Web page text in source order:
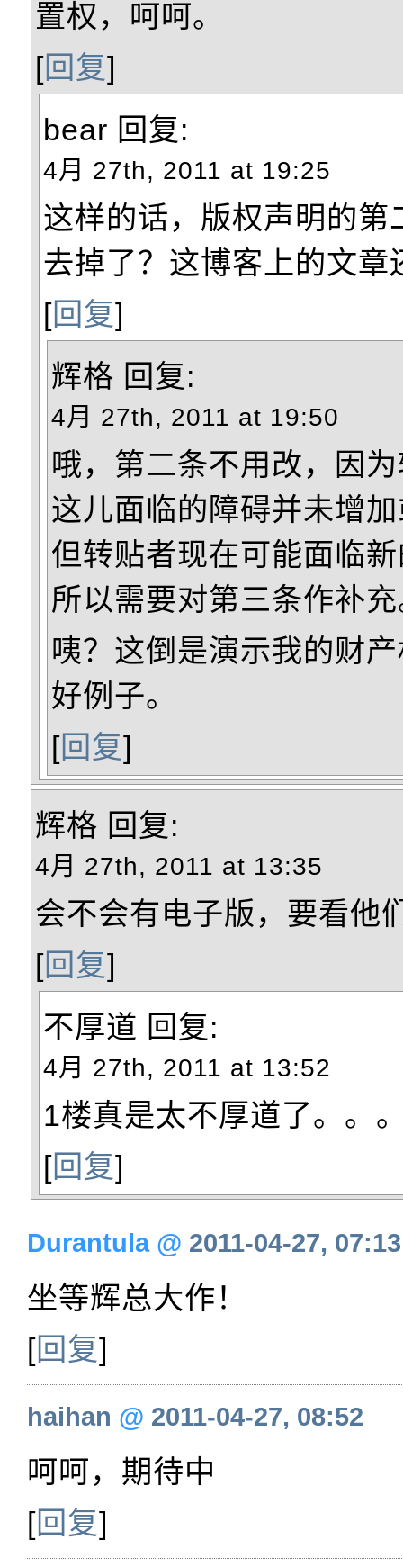
置权，呵呵。
[回复]
bear 回复:
4月 27th, 2011 at 19:25
这样的话，版权声明的第
去掉了？这博客上的文章
[回复]
辉格 回复:
4月 27th, 2011 at 19:50
哦，第二条不用改，因
这儿面临的障碍并未增
但转贴者现在可能面临
所以需要对第三条作补
咦？这倒是演示我的财
好例子。
[回复]
辉格 回复:
4月 27th, 2011 at 13:35
会不会有电子版，要看他
[回复]
不厚道 回复:
4月 27th, 2011 at 13:52
1楼真是太不厚道了。。
[回复]
Durantula@ 2011-04-27, 07:13
坐等辉总大作！
[回复]
haihan @ 2011-04-27, 08:52
呵呵，期待中
[回复]